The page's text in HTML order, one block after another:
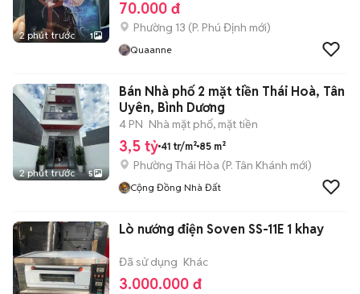
2 phút trước 1
70.000 đ
Phường 13 (P. Phú Định mới)
Quaanne
2 phút trước 5
Bán Nhà phố 2 mặt tiền Thái Hoà, Tân
Uyên, Bình Dương
4 PN Nhà mặt phố, mặt tiền
3,5 tỷ 41 tr/m² 85 m²
Phường Thái Hòa (P. Tân Khánh mới)
Cộng Đồng Nhà Đất
Lò nướng điện Soven SS-11E 1 khay
Đã sử dụng Khác
3.000.000 đ